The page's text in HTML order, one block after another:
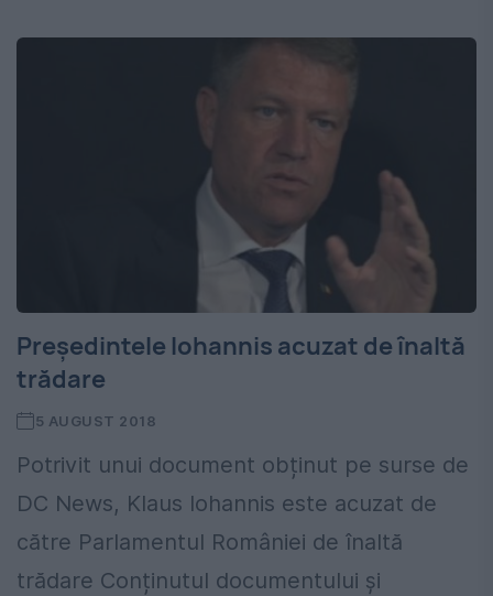
Președintele Iohannis acuzat de înaltă
trădare
5 AUGUST 2018
Potrivit unui document obținut pe surse de
DC News, Klaus Iohannis este acuzat de
către Parlamentul României de înaltă
trădare Conținutul documentului și